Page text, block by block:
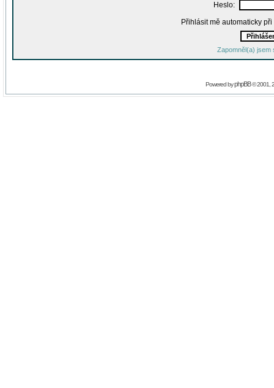
Heslo:
Přihlásit mě automaticky
Zapomněl(a) jsem
Powered byphpBB© 2001,